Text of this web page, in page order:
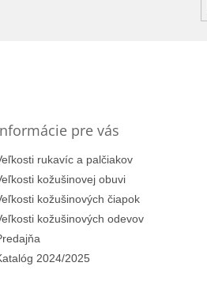
pre vás
rukavíc a palčiakov
kožušinovej obuvi
kožušinových čiapok
kožušinových odevov
2024/2025